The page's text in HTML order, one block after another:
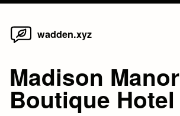
Skip
wadden.xyz
Madison Manor
Boutique Hotel